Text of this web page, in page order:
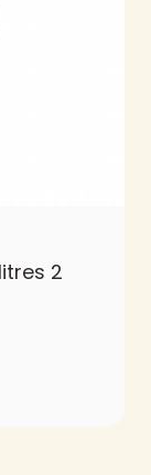
2